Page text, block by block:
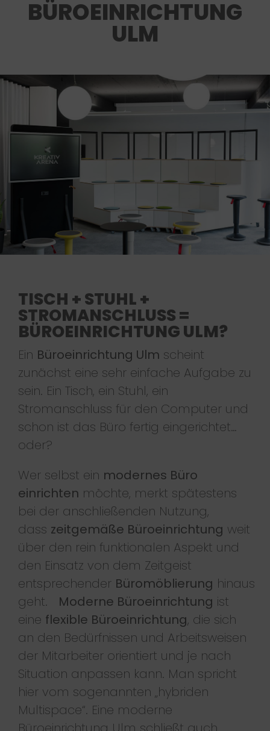
BÜROEINRICHTUNG
ULM
TISCH + STUHL +
STROMANSCHLUSS =
BÜROEINRICHTUNG ULM?
Ein Büroeinrichtung Ulm scheint
zunächst eine sehr einfache Aufgabe zu
sein. Ein Tisch, ein Stuhl, ein
Stromanschluss für den Computer und
schon ist das Büro fertig eingerichtet…
oder?
Wer selbst ein modernes Büro
einrichten möchte, merkt spätestens
bei der anschließenden Nutzung,
dass zeitgemäße Büroeinrichtung weit
über den rein funktionalen Aspekt und
den Einsatz von dem Zeitgeist
entsprechender Büromöblierung hinaus
geht. Moderne Büroeinrichtung ist
eine flexible Büroeinrichtung, die sich
an den Bedürfnissen und Arbeitsweisen
der Mitarbeiter orientiert und je nach
Situation anpassen kann. Man spricht
hier vom sogenannten „hybriden
Multispace“. Eine moderne